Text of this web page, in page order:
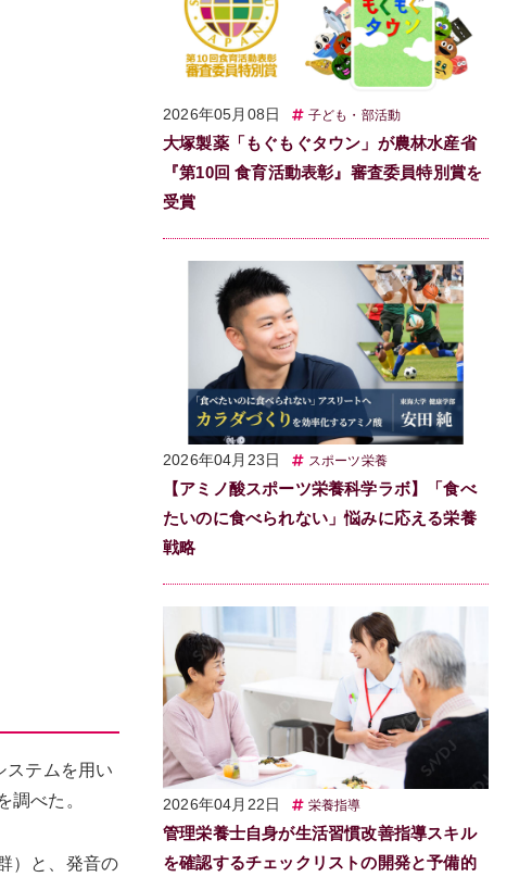
ステムを用い
調べた。
）と、発音の
2026年05月08日 子ども・部活動
大塚製薬「もぐもぐタウン」が農林水産省
『第10回 食育活動表彰』審査委員特別賞を
受賞
2026年04月23日 スポーツ栄養
【アミノ酸スポーツ栄養科学ラボ】「食べ
たいのに食べられない」悩みに応える栄養
戦略
2026年04月22日 栄養指導
管理栄養士自身が生活習慣改善指導スキル
を確認するチェックリストの開発と予備的